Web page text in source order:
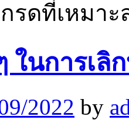
รดที่เหมา
ในการเ
2022 by